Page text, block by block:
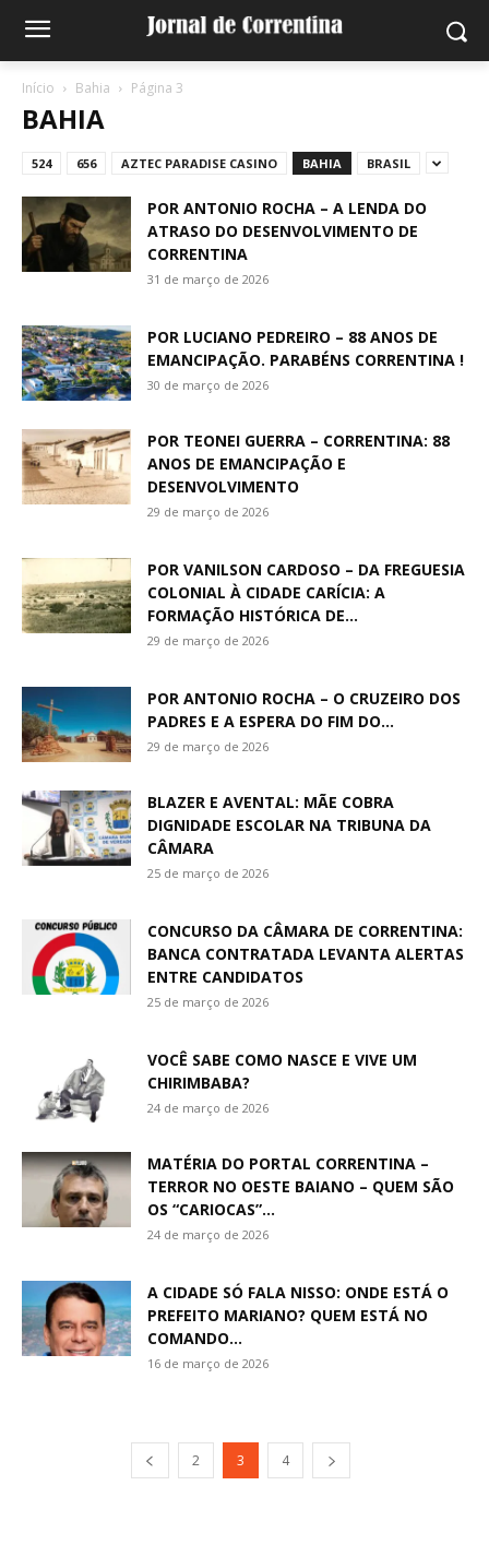
Início Bahia Página 3
BAHIA
524 656 AZTEC PARADISE CASINO BAHIA BRASIL
POR ANTONIO ROCHA – A LENDA DO
ATRASO DO DESENVOLVIMENTO DE
CORRENTINA
31 de março de 2026
POR LUCIANO PEDREIRO – 88 ANOS DE
EMANCIPAÇÃO. PARABÉNS CORRENTINA !
30 de março de 2026
POR TEONEI GUERRA – CORRENTINA: 88
ANOS DE EMANCIPAÇÃO E
DESENVOLVIMENTO
29 de março de 2026
POR VANILSON CARDOSO – DA FREGUESIA
COLONIAL À CIDADE CARÍCIA: A
FORMAÇÃO HISTÓRICA DE...
29 de março de 2026
POR ANTONIO ROCHA – O CRUZEIRO DOS
PADRES E A ESPERA DO FIM DO...
29 de março de 2026
BLAZER E AVENTAL: MÃE COBRA
DIGNIDADE ESCOLAR NA TRIBUNA DA
CÂMARA
25 de março de 2026
CONCURSO DA CÂMARA DE CORRENTINA:
BANCA CONTRATADA LEVANTA ALERTAS
ENTRE CANDIDATOS
25 de março de 2026
VOCÊ SABE COMO NASCE E VIVE UM
CHIRIMBABA?
24 de março de 2026
MATÉRIA DO PORTAL CORRENTINA –
TERROR NO OESTE BAIANO – QUEM SÃO
OS “CARIOCAS”...
24 de março de 2026
A CIDADE SÓ FALA NISSO: ONDE ESTÁ O
PREFEITO MARIANO? QUEM ESTÁ NO
COMANDO...
16 de março de 2026
2 3 4